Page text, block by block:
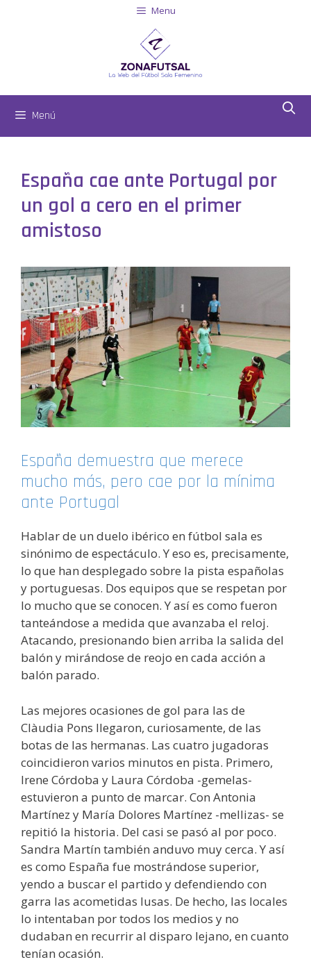
Menu
Menú
España cae ante Portugal por
un gol a cero en el primer
amistoso
España demuestra que merece
mucho más, pero cae por la mínima
ante Portugal
Hablar de un duelo ibérico en fútbol sala es
sinónimo de espectáculo. Y eso es, precisamente,
lo que han desplegado sobre la pista españolas
y portuguesas. Dos equipos que se respetan por
lo mucho que se conocen. Y así es como fueron
tanteándose a medida que avanzaba el reloj.
Atacando, presionando bien arriba la salida del
balón y mirándose de reojo en cada acción a
balón parado.
Las mejores ocasiones de gol para las de
Clàudia Pons llegaron, curiosamente, de las
botas de las hermanas. Las cuatro jugadoras
coincidieron varios minutos en pista. Primero,
Irene Córdoba y Laura Córdoba -gemelas-
estuvieron a punto de marcar. Con Antonia
Martínez y María Dolores Martínez -mellizas- se
repitió la historia. Del casi se pasó al por poco.
Sandra Martín también anduvo muy cerca. Y así
es como España fue mostrándose superior,
yendo a buscar el partido y defendiendo con
garra las acometidas lusas. De hecho, las locales
lo intentaban por todos los medios y no
dudaban en recurrir al disparo lejano, en cuanto
tenían ocasión.